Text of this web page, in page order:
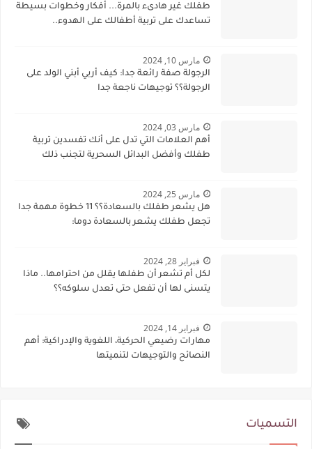
طفلك غير هادىء بالمرة... أفكار وخطوات بسيطة
تساعدك على تربية أطفالك على الهدوء..
مارس 10, 2024
الرجولة صفة رائعة جدا: كيف أربي أبني الولد على
الرجولة؟؟ توجيهات ناجعة جدا
مارس 03, 2024
أهم العلامات التي تدل على أنك تفسدين تربية
طفلك وأفضل البدائل السحرية لتجنب ذلك
مارس 25, 2024
هل يشعر طفلك بالسعادة؟؟ 11 خطوة مهمة جدا
تجعل طفلك يشعر بالسعادة دوما:
فبراير 28, 2024
لكل أم تشعر أن طفلها يقلل من احترامها.. ماذا
يتسنى لها أن تفعل حتى تعدل سلوكه؟؟
فبراير 14, 2024
مهارات رضيعي الحركية، اللغوية والإدراكية: أهم
النصائح والتوجيهات لتنميتها
التسميات